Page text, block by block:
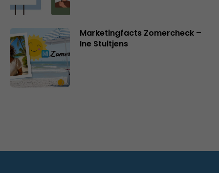
Marketingfacts Zomercheck –
Ine Stultjens